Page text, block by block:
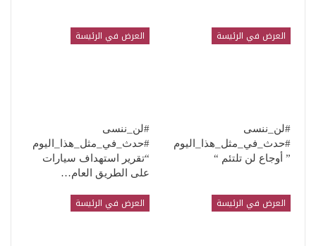
العرض في الرئيسة
#لن_ننسى
#حدث_في_مثل_هذا_اليوم
” أوجاع لن تلتئم “
العرض في الرئيسة
#لن_ننسى
#حدث_في_مثل_هذا_اليوم
“تقرير استهداف سيارات
على الطريق العام…
العرض في الرئيسة العرض في الرئيسة